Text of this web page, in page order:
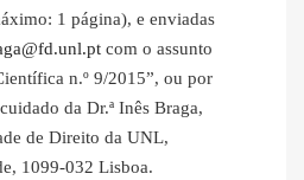
1 página), e enviadas
com o assunto
n.º 9/2015”, ou por
da Dr.ª Inês Braga,
de Direito da UNL,
1099-032 Lisboa.